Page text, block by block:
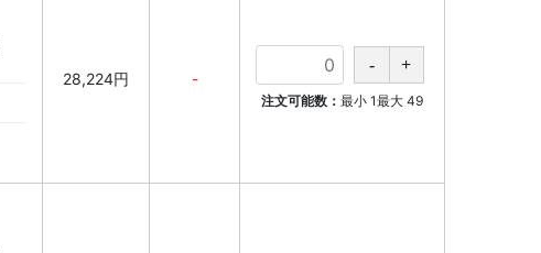
28,224円 -
注文可能数： 最小 1最大 49